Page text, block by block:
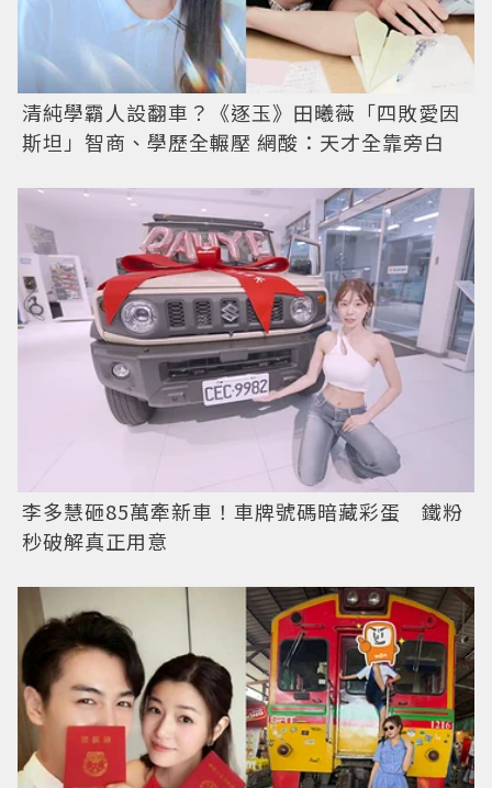
清純學霸人設翻車？《逐玉》田曦薇「四敗愛因
斯坦」智商、學歷全輾壓 網酸：天才全靠旁白
李多慧砸85萬牽新車！車牌號碼暗藏彩蛋 鐵粉
秒破解真正用意